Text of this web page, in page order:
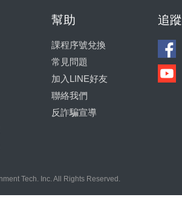
幫助
課程序號兌換
常見問題
加入LINE好友
聯絡我們
反詐騙宣導
追蹤
Tech. Inc. All Rights Reserved.